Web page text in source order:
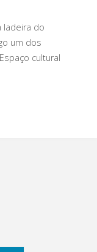
ladeira do
um dos
cultural